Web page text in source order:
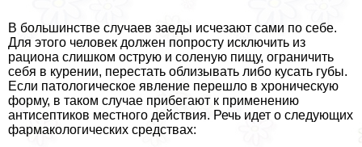
В большинстве случаев заеды исчезают сами по себе.
Для этого человек должен попросту исключить из
рациона слишком острую и соленую пищу, ограничить
себя в курении, перестать облизывать либо кусать губы.
Если патологическое явление перешло в хроническую
форму, в таком случае прибегают к применению
антисептиков местного действия. Речь идет о следующих
фармакологических средствах: